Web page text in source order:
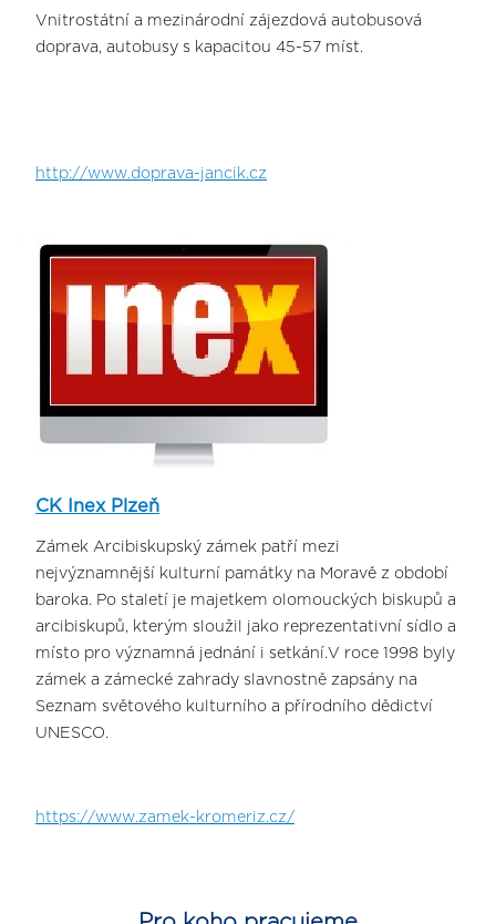
Vnitrostátní a mezinárodní zájezdová autobusová
doprava, autobusy s kapacitou 45-57 míst.
http://www.doprava-jancik.cz
CK Inex Plzeň
Zámek Arcibiskupský zámek patří mezi
nejvýznamnější kulturní památky na Moravě z období
baroka. Po staletí je majetkem olomouckých biskupů a
arcibiskupů, kterým sloužil jako reprezentativní sídlo a
místo pro významná jednání i setkání.V roce 1998 byly
zámek a zámecké zahrady slavnostně zapsány na
Seznam světového kulturního a přírodního dědictví
UNESCO.
https://www.zamek-kromeriz.cz/